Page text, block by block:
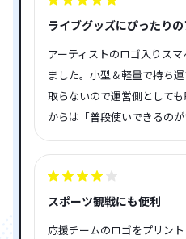
ライブグッズにぴったり
アーティストのロゴ入りス
ました。小型＆軽量で持ち
取らないので運営側として
からは「普段使いできるのが
スポーツ観戦にも便利
応援チームのロゴをプリン